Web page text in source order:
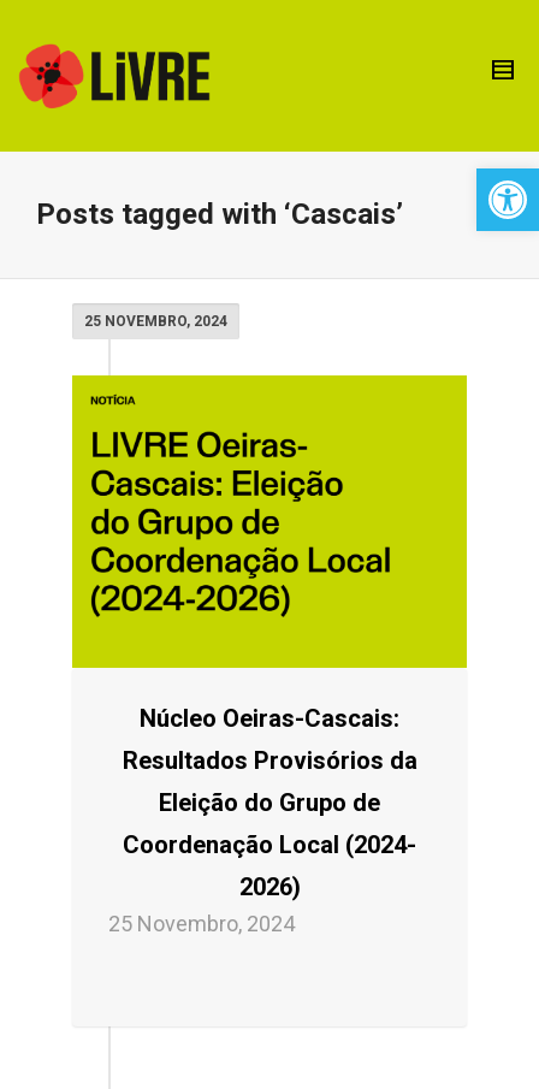
Posts tagged with ‘Cascais’
25 NOVEMBRO, 2024
Núcleo Oeiras-Cascais:
Resultados Provisórios da
Eleição do Grupo de
Coordenação Local (2024-
2026)
25 Novembro, 2024